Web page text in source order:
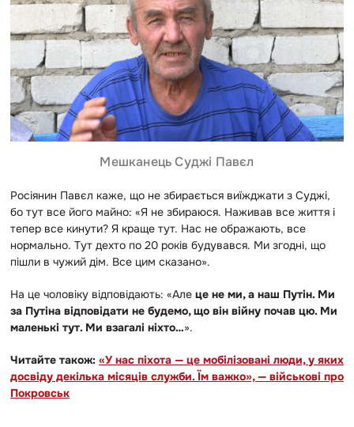
Мешканець Суджі Павєл
Росіянин Павєл каже, що не збирається виїжджати з Суджі,
бо тут все його майно: «Я не збираюся. Наживав все життя і
тепер все кинути? Я краще тут. Нас не ображають, все
нормально. Тут дехто по 20 років будувався. Ми згодні, що
пішли в чужий дім. Все цим сказано».
На це чоловіку відповідають: «Але це не ми, а наш Путін. Ми
за Путіна відповідати не будемо, що він війну почав цю. Ми
маленькі тут. Ми взагалі ніхто…».
Читайте також: «У нас піхота — це мобілізовані люди, у яких
досвіду декілька місяців служби. Їм важко», — військові про
Покровськ